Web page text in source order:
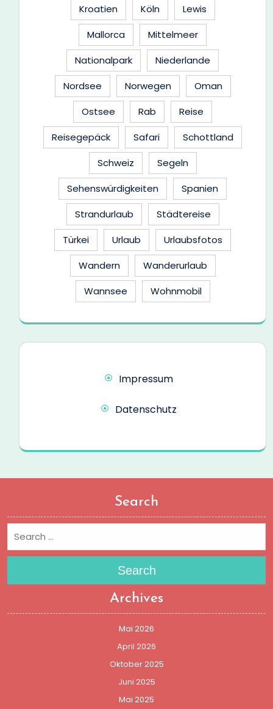
Kroatien
Köln
Lewis
Mallorca
Mittelmeer
Nationalpark
Niederlande
Nordsee
Norwegen
Oman
Ostsee
Rab
Reise
Reisegepäck
Safari
Schottland
Schweiz
Segeln
Sehenswürdigkeiten
Spanien
Strandurlaub
Städtereise
Türkei
Urlaub
Urlaubsfotos
Wandern
Wanderurlaub
Wannsee
Wohnmobil
Impressum
Datenschutz
Search
Search
Archives
Mai 2026
April 2026
Oktober 2025
Juni 2025
Mai 2025